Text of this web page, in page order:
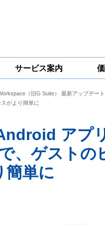
コラム
サービス案内
Google
開発
Google
（旧G Suite） 最新アップデー
がより簡単に
アプ
、ゲストの
簡単に